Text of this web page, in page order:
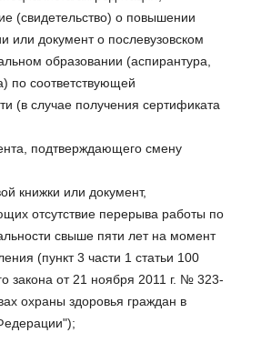
(свидетельство) о повышении
или документ о послевузовском
образовании (аспирантура,
по соответствующей
(в случае получения сертификата
подтверждающего смену
книжки или документ,
отсутствие перерыва работы по
свыше пяти лет на момент
(пункт 3 части 1 статьи 100
закона от 21 ноября 2011 г. № 323-
охраны здоровья граждан в